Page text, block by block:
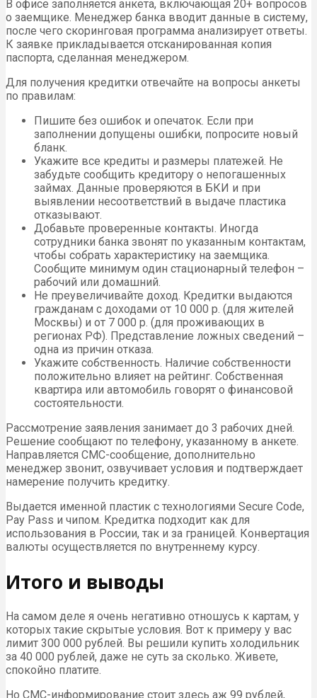
В офисе заполняется анкета, включающая 20+ вопросов
о заемщике. Менеджер банка вводит данные в систему,
после чего скоринговая программа анализирует ответы.
К заявке прикладывается отсканированная копия
паспорта, сделанная менеджером.
Для получения кредитки отвечайте на вопросы анкеты
по правилам:
Пишите без ошибок и опечаток. Если при
заполнении допущены ошибки, попросите новый
бланк.
Укажите все кредиты и размеры платежей. Не
забудьте сообщить кредитору о непогашенных
займах. Данные проверяются в БКИ и при
выявлении несоответствий в выдаче пластика
отказывают.
Добавьте проверенные контакты. Иногда
сотрудники банка звонят по указанным контактам,
чтобы собрать характеристику на заемщика.
Сообщите минимум один стационарный телефон –
рабочий или домашний.
Не преувеличивайте доход. Кредитки выдаются
гражданам с доходами от 10 000 р. (для жителей
Москвы) и от 7 000 р. (для проживающих в
регионах РФ). Представление ложных сведений –
одна из причин отказа.
Укажите собственность. Наличие собственности
положительно влияет на рейтинг. Собственная
квартира или автомобиль говорят о финансовой
состоятельности.
Рассмотрение заявления занимает до 3 рабочих дней.
Решение сообщают по телефону, указанному в анкете.
Направляется СМС-сообщение, дополнительно
менеджер звонит, озвучивает условия и подтверждает
намерение получить кредитку.
Выдается именной пластик с технологиями Secure Code,
Pay Pass и чипом. Кредитка подходит как для
использования в России, так и за границей. Конвертация
валюты осуществляется по внутреннему курсу.
Итого и выводы
На самом деле я очень негативно отношусь к картам, у
которых такие скрытые условия. Вот к примеру у вас
лимит 300 000 рублей. Вы решили купить холодильник
за 40 000 рублей, даже не суть за сколько. Живете,
спокойно платите.
Но СМС-информирование стоит здесь аж 99 рублей,